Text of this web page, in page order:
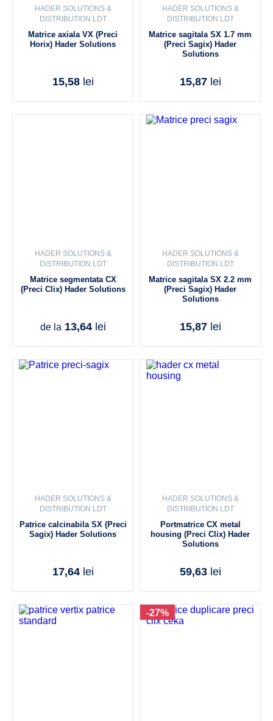
HADER SOLUTIONS &
DISTRIBUTION LDT
Matrice axiala VX (Preci
Horix) Hader Solutions
15,58 lei
HADER SOLUTIONS &
DISTRIBUTION LDT
Matrice sagitala SX 1.7 mm
(Preci Sagix) Hader
Solutions
15,87 lei
HADER SOLUTIONS &
DISTRIBUTION LDT
Matrice segmentata CX
(Preci Clix) Hader Solutions
de la 13,64 lei
HADER SOLUTIONS &
DISTRIBUTION LDT
Matrice sagitala SX 2.2 mm
(Preci Sagix) Hader
Solutions
15,87 lei
HADER SOLUTIONS &
DISTRIBUTION LDT
Patrice calcinabila SX (Preci
Sagix) Hader Solutions
17,64 lei
HADER SOLUTIONS &
DISTRIBUTION LDT
Portmatrice CX metal
housing (Preci Clix) Hader
Solutions
59,63 lei
-27%